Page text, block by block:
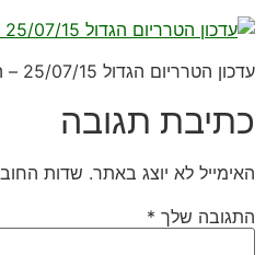
עדכון הטרריום הגדול 25/07/15 – התפשטות נאדיד סנדרסוני
כתיבת תגובה
האימייל לא יוצג באתר. שדות
התגובה שלך *